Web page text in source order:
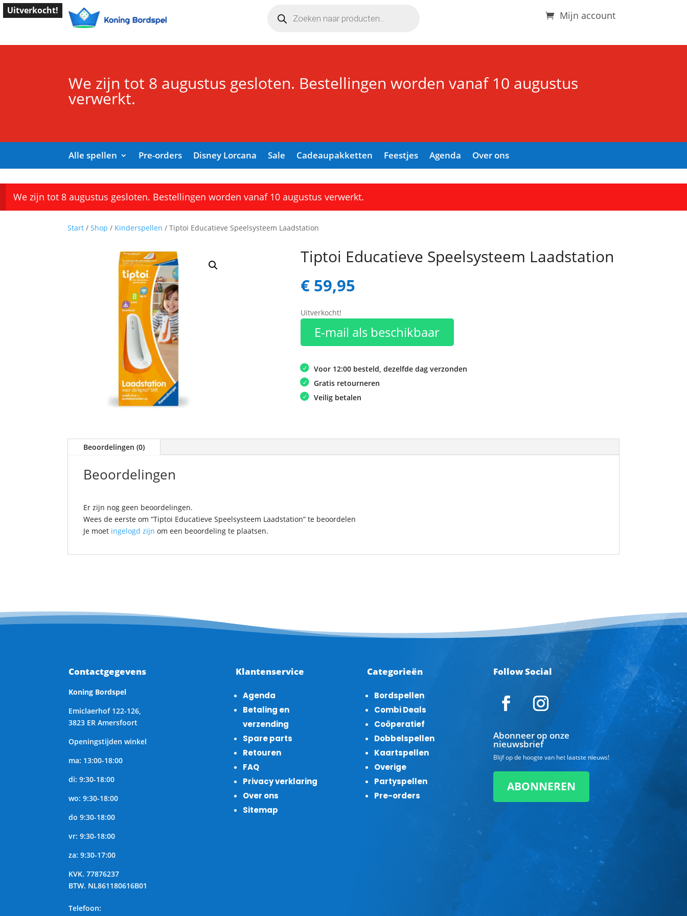
zoeken Mijn account
We zijn tot 8 augustus gesloten. Bestellingen worden vanaf 10 augustus
verwerkt.
Alle spellen Pre-orders Disney Lorcana Sale Cadeaupakketten Feestjes Agenda Over ons
We zijn tot 8 augustus gesloten. Bestellingen worden vanaf 10 augustus verwerkt.
Uitverkocht!
Start / Shop / Kinderspellen / Tiptoi Educatieve Speelsysteem Laadstation
Tiptoi Educatieve Speelsysteem Laadstation
€59,95
Uitverkocht!
E-mail als beschikbaar
Voor 12:00 besteld, dezelfde dag verzonden
Gratis retourneren
Veilig betalen
Beoordelingen (0)
Beoordelingen
Er zijn nog geen beoordelingen.
Wees de eerste om “Tiptoi Educatieve Speelsysteem Laadstation” te beoordelen
Je moet ingelogd zijn om een beoordeling te plaatsen.
Contactgegevens
Koning Bordspel
Emiclaerhof 122-126,
3823 ER Amersfoort
Openingstijden winkel
ma: 13:00-18:00
di: 9:30-18:00
wo: 9:30-18:00
do 9:30-18:00
vr: 9:30-18:00
za: 9:30-17:00
KVK. 77876237
BTW. NL861180616B01
Telefoon:
Klantenservice
Agenda
Betaling en
verzending
Spare parts
Retouren
FAQ
Privacy verklaring
Over ons
Sitemap
Categorieën
Bordspellen
Combi Deals
Coöperatief
Dobbelspellen
Kaartspellen
Overige
Partyspellen
Pre-orders
Follow Social
Abonneer op onze
nieuwsbrief
Blijf op de hoogte van het laatste nieuws!
ABONNEREN